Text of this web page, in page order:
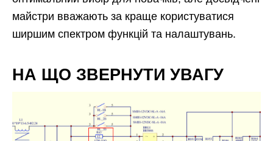
майстри вважають за краще користуватися
ширшим спектром функцій та налаштувань.
НА ЩО ЗВЕРНУТИ УВАГУ